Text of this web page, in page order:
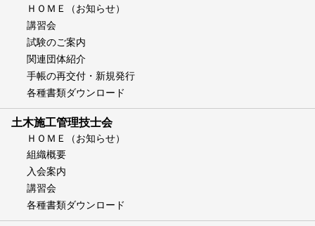
ＨＯＭＥ（お知らせ）
講習会
試験のご案内
関連団体紹介
手帳の再交付・新規発行
各種書類ダウンロード
土木施工管理技士会
ＨＯＭＥ（お知らせ）
組織概要
入会案内
講習会
各種書類ダウンロード